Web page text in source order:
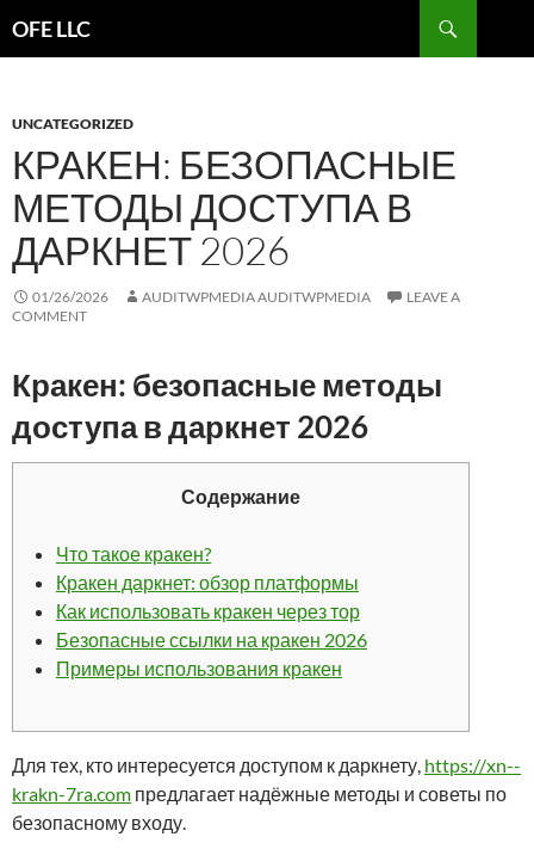
OFE LLC
UNCATEGORIZED
КРАКЕН: БЕЗОПАСНЫЕ
МЕТОДЫ ДОСТУПА В
ДАРКНЕТ 2026
01/26/2026 AUDITWPMEDIA AUDITWPMEDIA
LEAVE A
COMMENT
Кракен: безопасные методы
доступа в даркнет 2026
Содержание
Что такое кракен?
Кракен даркнет: обзор платформы
Как использовать кракен через тор
Безопасные ссылки на кракен 2026
Примеры использования кракен
Для тех, кто интересуется доступом к даркнету, https://xn--
krakn-7ra.com предлагает надёжные методы и советы по
безопасному входу.